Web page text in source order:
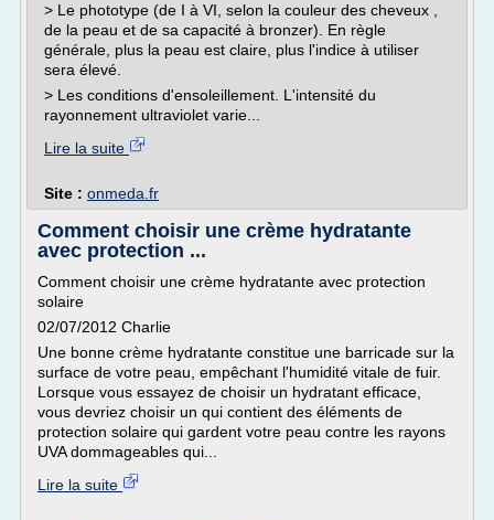
> Le phototype (de I à VI, selon la couleur des cheveux ,
de la peau et de sa capacité à bronzer). En règle
générale, plus la peau est claire, plus l'indice à utiliser
sera élevé.
> Les conditions d'ensoleillement. L'intensité du
rayonnement ultraviolet varie...
Lire la suite
Site : onmeda.fr
Comment choisir une crème hydratante
avec protection ...
Comment choisir une crème hydratante avec protection
solaire
02/07/2012 Charlie
Une bonne crème hydratante constitue une barricade sur la
surface de votre peau, empêchant l'humidité vitale de fuir.
Lorsque vous essayez de choisir un hydratant efficace,
vous devriez choisir un qui contient des éléments de
protection solaire qui gardent votre peau contre les rayons
UVA dommageables qui...
Lire la suite